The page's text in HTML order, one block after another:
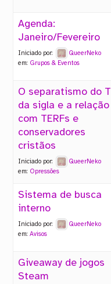
Agenda:
Janeiro/Fevereiro
Iniciado por:
QueerNeko
em: Grupos & Eventos
O separatismo do T
da sigla e a relação
com TERFs e
conservadores
cristãos
Iniciado por:
QueerNeko
em: Opressões
Sistema de busca
interno
Iniciado por:
QueerNeko
em:Avisos
Giveaway de jogos
Steam